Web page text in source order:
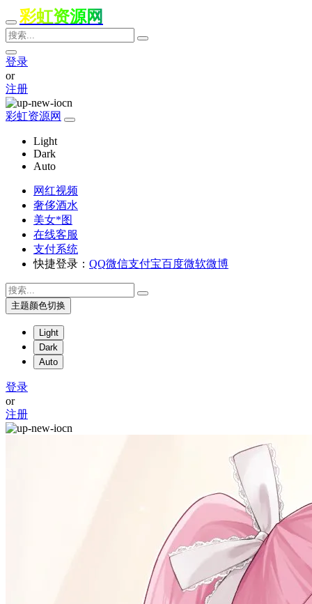
彩虹资源网
登录
or
注册
彩虹资源网
Light
Dark
Auto
网红视频
奢侈酒水
美女*图
在线客服
支付系统
快捷登录： QQ微信支付宝百度微软微博
主题颜色切换
Light
Dark
Auto
登录
or
注册